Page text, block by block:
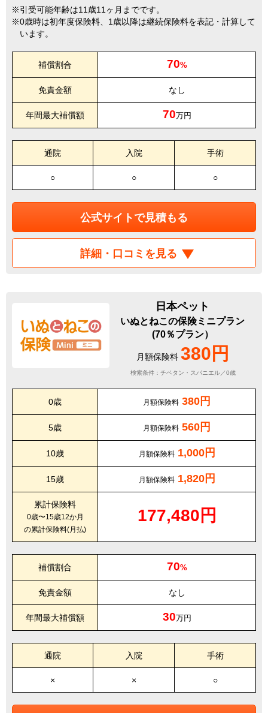
引受可能年齢は11歳11ヶ月までです。
0歳時は初年度保険料、1歳以降は継続保険料を表記・計算して
います。
補償割合 70%
免責金額 なし
年間最大補償額 70万円
通院 入院 手術
○ ○ ○
公式サイトで見積もる
詳細・口コミを見る
日本ペット
いぬとねこの保険ミニプラン
(70％プラン）
月額保険料 380円
検索条件：チベタン・スパニエル／0歳
0歳 月額保険料 380円
5歳 月額保険料 560円
10歳 月額保険料 1,000円
15歳 月額保険料 1,820円
累計保険料
0歳〜15歳12か月
の累計保険料(月払)
177,480円
補償割合 70%
免責金額 なし
年間最大補償額 30万円
通院 入院 手術
× × ○